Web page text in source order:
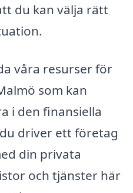
du kan välja rätt
våra resurser för
som kan
i den finansiella
driver ett företag
din privata
och tjänster här